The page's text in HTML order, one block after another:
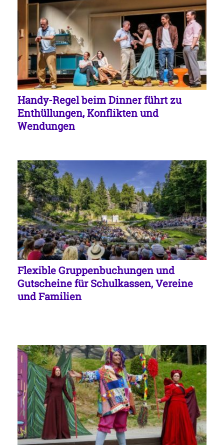
Handy-Regel beim Dinner führt zu
Enthüllungen, Konflikten und
Wendungen
Flexible Gruppenbuchungen und
Gutscheine für Schulkassen, Vereine
und Familien